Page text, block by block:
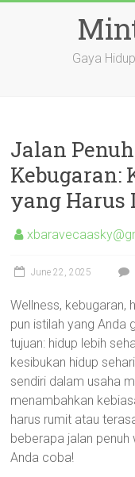
Gaya
Jalan
Kebugaran:
yang Harus
June 22, 2025
Wellness,
pun istilah yang Anda
tujuan: hidup lebih
kesibukan hidup
sendiri dalam usaha
menambahkan
harus rumit atau
beberapa jalan penuh
Anda coba!